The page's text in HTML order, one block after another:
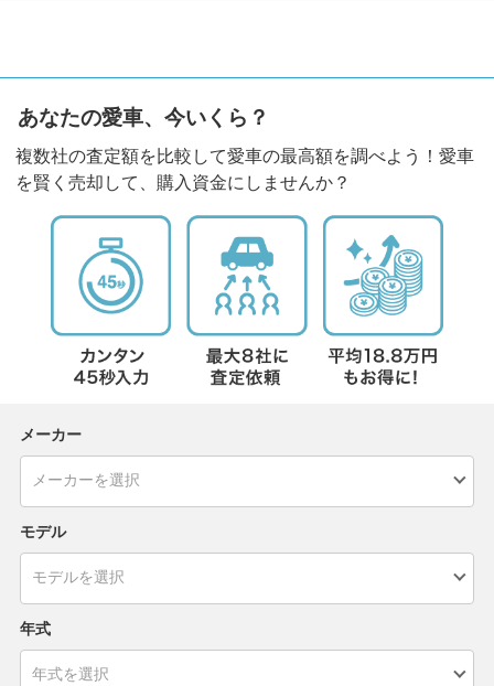
あなたの愛車、今いくら？
複数社の査定額を比較して愛車の最高額を調べよう！愛車
を賢く売却して、購入資金にしませんか？
メーカー
モデル
年式